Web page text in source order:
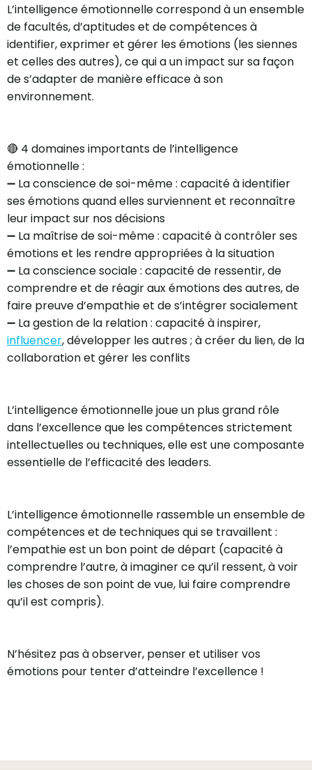
L’intelligence émotionnelle correspond à un ensemble
de facultés, d’aptitudes et de compétences à
identifier, exprimer et gérer les émotions (les siennes
et celles des autres), ce qui a un impact sur sa façon
de s’adapter de manière efficace à son
environnement.
🔴 4 domaines importants de l’intelligence
émotionnelle :
➖ La conscience de soi-même : capacité à identifier
ses émotions quand elles surviennent et reconnaître
leur impact sur nos décisions
➖ La maîtrise de soi-même : capacité à contrôler ses
émotions et les rendre appropriées à la situation
➖ La conscience sociale : capacité de ressentir, de
comprendre et de réagir aux émotions des autres, de
faire preuve d’empathie et de s’intégrer socialement
➖ La gestion de la relation : capacité à inspirer,
influencer, développer les autres ; à créer du lien, de la
collaboration et gérer les conflits
L’intelligence émotionnelle joue un plus grand rôle
dans l’excellence que les compétences strictement
intellectuelles ou techniques, elle est une composante
essentielle de l’efficacité des leaders.
L’intelligence émotionnelle rassemble un ensemble de
compétences et de techniques qui se travaillent :
l’empathie est un bon point de départ (capacité à
comprendre l’autre, à imaginer ce qu’il ressent, à voir
les choses de son point de vue, lui faire comprendre
qu’il est compris).
N’hésitez pas à observer, penser et utiliser vos
émotions pour tenter d’atteindre l’excellence !